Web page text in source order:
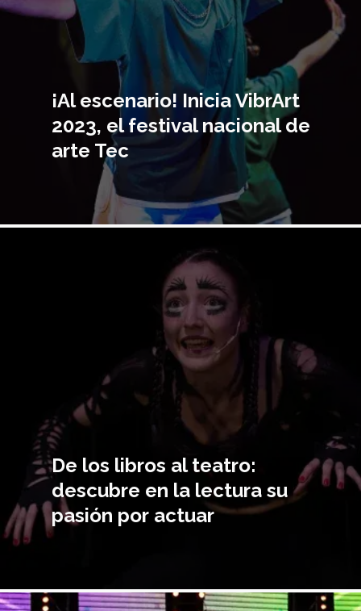
¡Al escenario! Inicia VibrArt
2023, el festival nacional de
arte Tec
De los libros al teatro:
descubre en la lectura su
pasión por actuar